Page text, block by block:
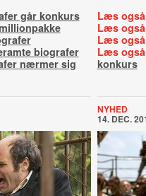
går konkurs
biografer
nærmer sig
Læs
Læs
Læs
Læs
konkurs
NYHED
14. DEC.